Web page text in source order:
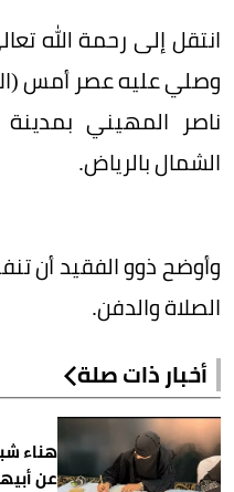
انتقل إلى رحمة الله
وصلي عليه عصر أمس
ناصر المهيني
الشمال بالرياض.
وأوضح ذوو الفقيد أن
الصلاة والدفن.
أخبار ذات صلة
هناء
عن